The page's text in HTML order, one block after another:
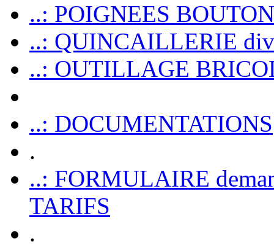
..: POIGNEES
..: QUINCAILLERIE
..: OUTILLAGE
..: DOCUMENTATIONS
.
..: FORMULAIRE
TARIFS
.